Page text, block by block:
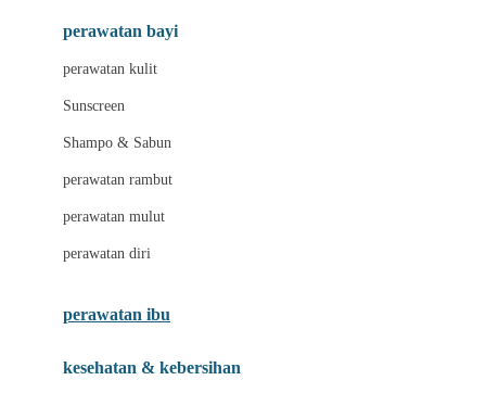
Lillebaby
Little Bird Told Me
Little Miss Janis
London Taxi
Love To Dream
M
Magformers
Mamaway
perawatan bayi
perawatan kulit
Sunscreen
Shampo & Sabun
perawatan rambut
perawatan mulut
perawatan diri
perawatan ibu
kesehatan & kebersihan